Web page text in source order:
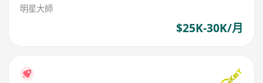
明星大師
$25K-30K/月